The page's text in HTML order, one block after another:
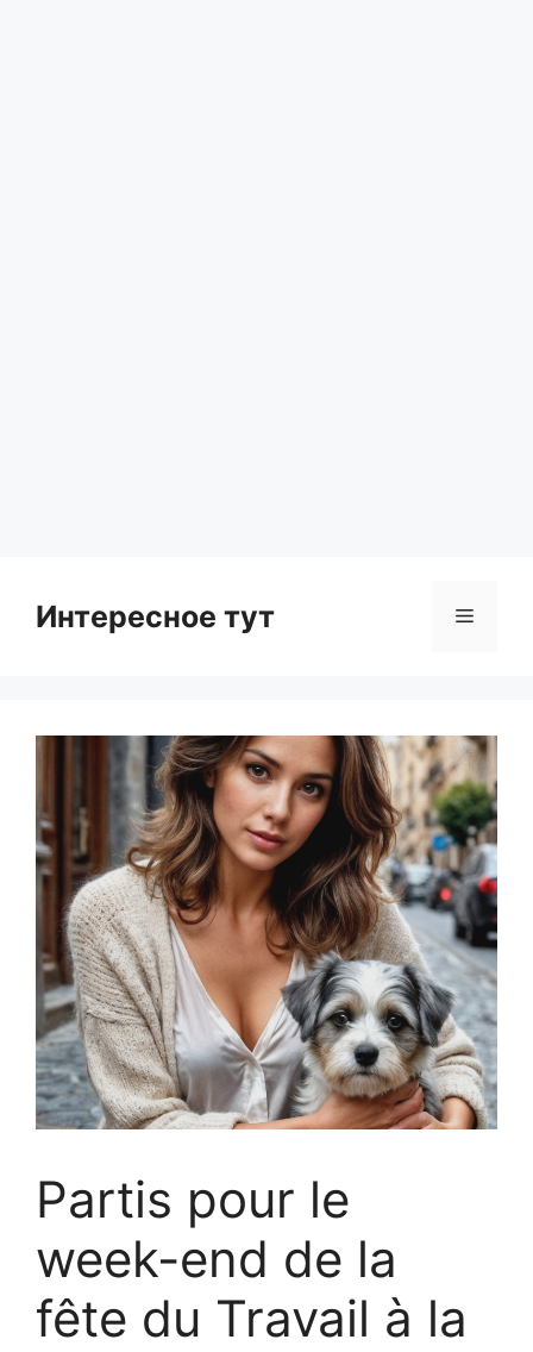
Интересное тут Menu
Partis pour le
week-end de la
fête du Travail à la